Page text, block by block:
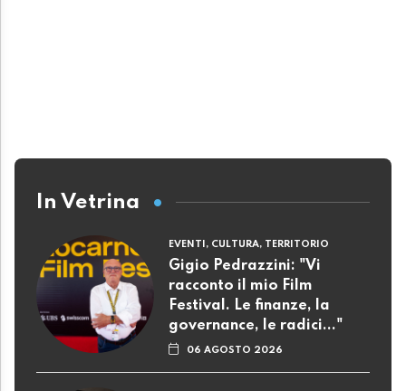
In Vetrina
EVENTI, CULTURA, TERRITORIO
Gigio Pedrazzini: "Vi
racconto il mio Film
Festival. Le finanze, la
governance, le radici..."
06 AGOSTO 2026